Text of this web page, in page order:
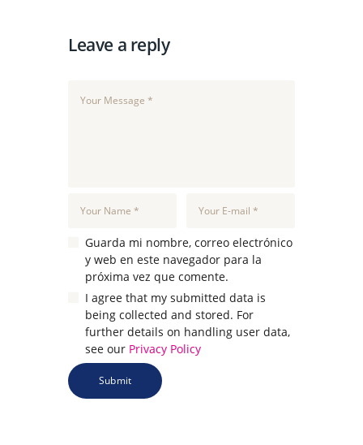
Leave a reply
Guarda mi nombre, correo electrónico
y web en este navegador para la
próxima vez que comente.
I agree that my submitted data is
being collected and stored. For
further details on handling user data,
see our Privacy Policy